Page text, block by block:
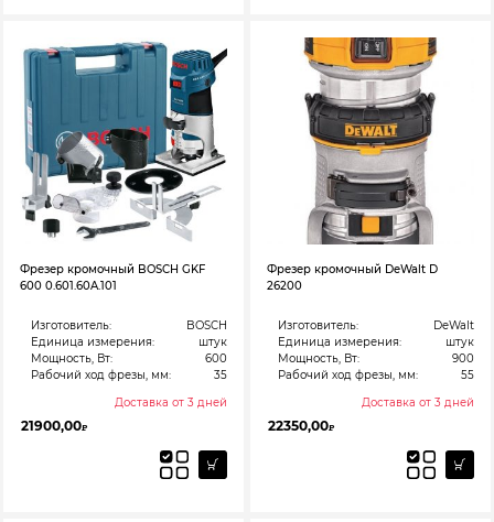
Фрезер кромочный BOSCH GKF
600 0.601.60A.101
Изготовитель:
BOSCH
Единица измерения:
штук
Мощность, Вт:
600
Рабочий ход фрезы, мм:
35
Доставка от 3 дней
21900,00₽
Фрезер кромочный DeWalt D
26200
Изготовитель:
DeWalt
Единица измерения:
штук
Мощность, Вт:
900
Рабочий ход фрезы, мм:
55
Доставка от 3 дней
22350,00₽